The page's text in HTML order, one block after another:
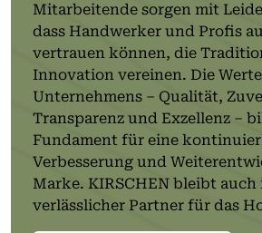
Mitarbeitende sorgen mit
dass Handwerker und Profis
vertrauen können, die
Innovation vereinen. Die
Unternehmens – Qualität,
Transparenz und Exzellenz –
Fundament für eine
Verbesserung und
Marke. KIRSCHEN bleibt
verlässlicher Partner für das